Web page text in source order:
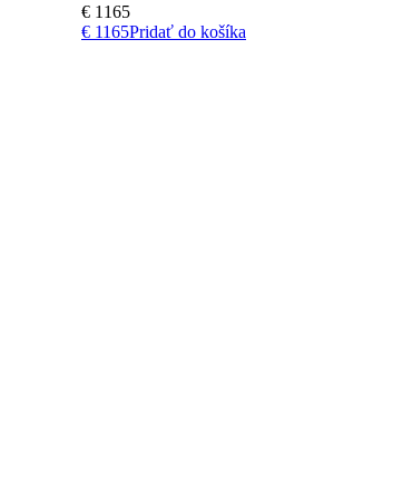
€ 1165
€ 1165Pridať do košíka